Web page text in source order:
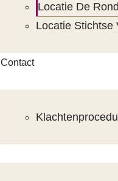
Locatie De
Locatie Stichtse
Contact